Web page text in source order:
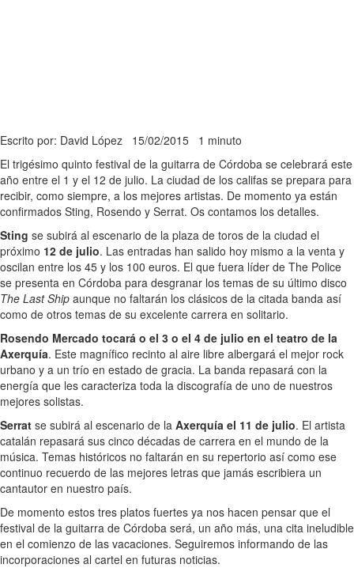
Escrito por: David López 15/02/2015 1 minuto
El trigésimo quinto festival de la guitarra de Córdoba se celebrará este
año entre el 1 y el 12 de julio. La ciudad de los califas se prepara para
recibir, como siempre, a los mejores artistas. De momento ya están
confirmados Sting, Rosendo y Serrat. Os contamos los detalles.
Sting se subirá al escenario de la plaza de toros de la ciudad el
próximo 12 de julio. Las entradas han salido hoy mismo a la venta y
oscilan entre los 45 y los 100 euros. El que fuera líder de The Police
se presenta en Córdoba para desgranar los temas de su último disco
The Last Ship aunque no faltarán los clásicos de la citada banda así
como de otros temas de su excelente carrera en solitario.
Rosendo Mercado tocará o el 3 o el 4 de julio en el teatro de la
Axerquía. Este magnífico recinto al aire libre albergará el mejor rock
urbano y a un trío en estado de gracia. La banda repasará con la
energía que les caracteriza toda la discografía de uno de nuestros
mejores solistas.
Serrat se subirá al escenario de la Axerquía el 11 de julio. El artista
catalán repasará sus cinco décadas de carrera en el mundo de la
música. Temas históricos no faltarán en su repertorio así como ese
continuo recuerdo de las mejores letras que jamás escribiera un
cantautor en nuestro país.
De momento estos tres platos fuertes ya nos hacen pensar que el
festival de la guitarra de Córdoba será, un año más, una cita ineludible
en el comienzo de las vacaciones. Seguiremos informando de las
incorporaciones al cartel en futuras noticias.